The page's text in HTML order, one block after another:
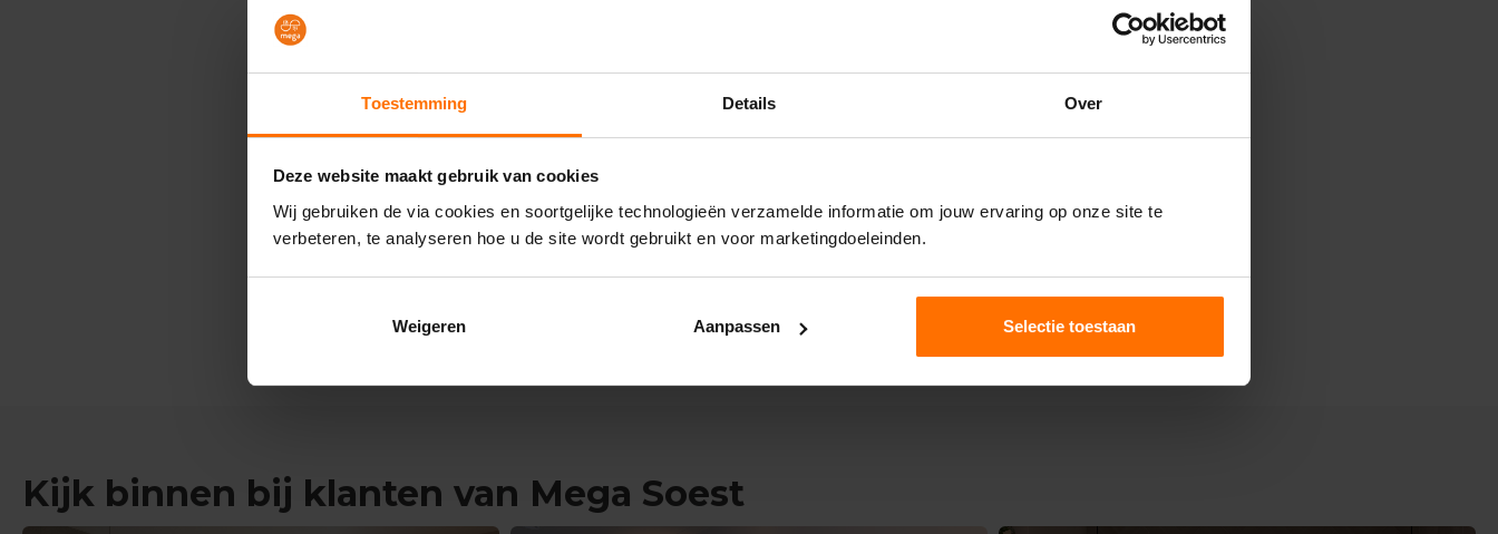
Toestemming Details Over
Deze website maakt gebruik van cookies
Wij gebruiken de via cookies en soortgelijke technologieën verzamelde informatie om jouw ervaring op onze site te
verbeteren, te analyseren hoe u de site wordt gebruikt en voor marketingdoeleinden.
Weigeren Aanpassen Selectie toestaan
storing apparatuur"
Kijk binnen bij klanten van Mega Soest